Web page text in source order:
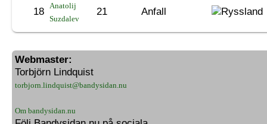
18
Anatolij
Suzdalev
21 Anfall
Webmaster:
Torbjörn Lindquist
torbjorn.lindquist@bandysidan.nu
Om bandysidan.nu